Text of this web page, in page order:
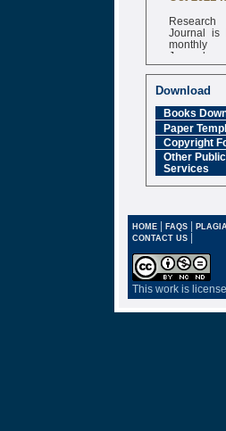
Research
Journal is
Journal
Impact
6.377 [SJIF]
Download
Books
Paper
Copyright
Other
Services
HOME | FAQS |
CONTACT US |
This work is